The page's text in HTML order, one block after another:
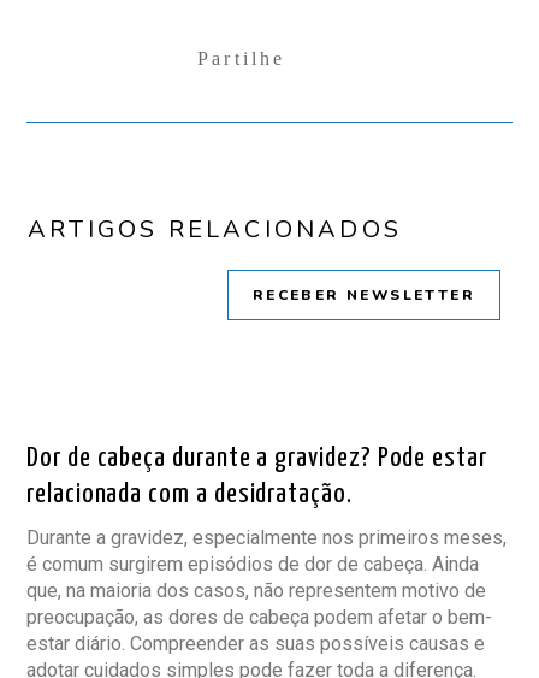
Partilhe
ARTIGOS RELACIONADOS
RECEBER NEWSLETTER
Dor de cabeça durante a gravidez? Pode estar
relacionada com a desidratação.
Durante a gravidez, especialmente nos primeiros meses,
é comum surgirem episódios de dor de cabeça. Ainda
que, na maioria dos casos, não representem motivo de
preocupação, as dores de cabeça podem afetar o bem-
estar diário. Compreender as suas possíveis causas e
adotar cuidados simples pode fazer toda a diferença.